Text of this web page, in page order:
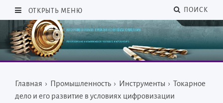
ОТКРЫТЬ МЕНЮ ПОИСК
Главная › Промышленность › Инструменты › Токарное
дело и его развитие в условиях цифровизации